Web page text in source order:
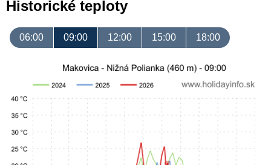
Historické teploty
06:00 09:00 12:00 15:00 18:00